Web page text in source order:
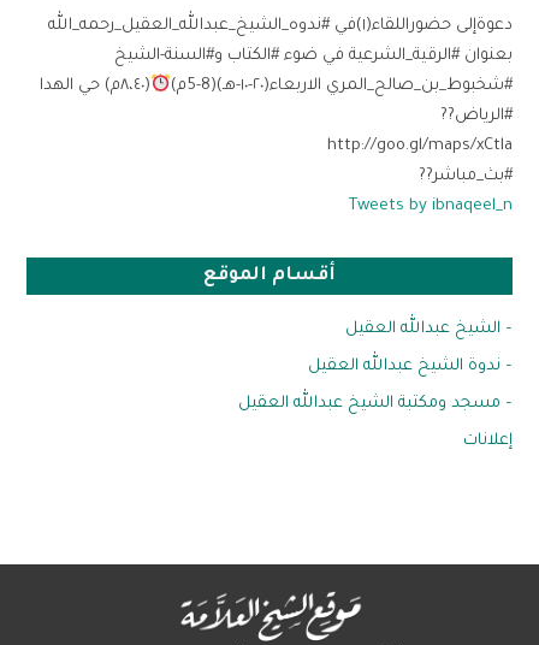
دعوةإلى حضوراللقاء(١)في #ندوه_الشيخ_عبدالله_العقيل_رحمه_الله
بعنوان #الرقية_الشرعية في ضوء #الكتاب و#السنة-الشيخ
#شخبوط_بن_صالح_المري الاربعاء(٢٠-١٠-هـ)(8-5م)
(٨،٤٠م) حي الهدا
#الرياض??
http://goo.gl/maps/xCtla
#بث_مباشر??
Tweets by ibnaqeel_n
أقسام الموقع
– الشيخ عبدالله العقيل
– ندوة الشيخ عبدالله العقيل
– مسجد ومكتبة الشيخ عبدالله العقيل
إعلانات